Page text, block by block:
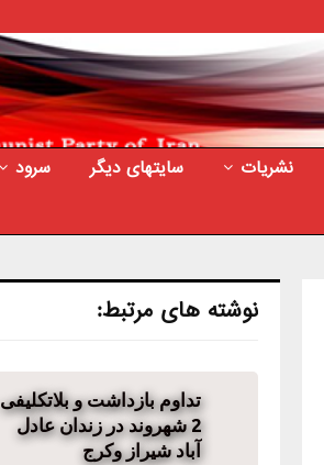
نشریات سایتهای دیگر سرود
نوشته های مرتبط:
تداوم بازداشت و بلاتکلیفی
2 شهروند در زندان عادل
آباد شیراز وکرج